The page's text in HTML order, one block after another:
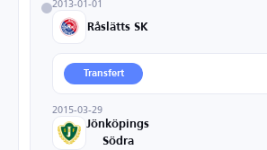
Råslätts SK
Transfert
2015-03-29
Jönköpings
Södra